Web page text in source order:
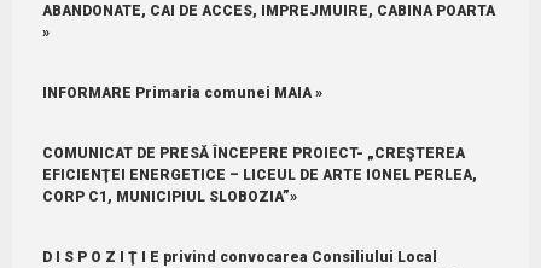
ABANDONATE, CAI DE ACCES, IMPREJMUIRE, CABINA POARTA
»
INFORMARE Primaria comunei MAIA »
COMUNICAT DE PRESĂ ÎNCEPERE PROIECT- „CREŞTEREA
EFICIENŢEI ENERGETICE – LICEUL DE ARTE IONEL PERLEA,
CORP C1, MUNICIPIUL SLOBOZIA”»
D I S P O Z I Ţ I E privind convocarea Consiliului Local